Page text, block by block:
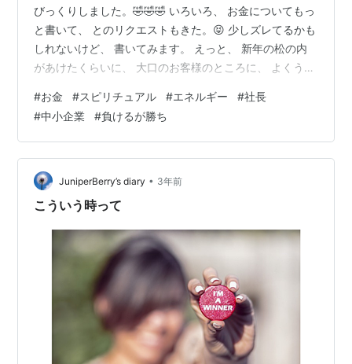
びっくりしました。🤣🤣🤣 いろいろ、 お金についてもっ
と書いて、 とのリクエストもきた。😝 少しズレてるかも
しれないけど、 書いてみます。 えっと、 新年の松の内
があけたくらいに、 大口のお客様のところに、 よくうち
応接室の壁際にズラッと並んで、 社長同士の雑談をきい
ていた。😌 チェーン店をもっている会社が多く、 だいた
いがSC (ショッピングセンター ) の出店と退店の話が多
い。 どこに出店する、どこから退店する、、 などの話し
だ。 そのとき難しいのが退店だ。😅 退店するのは業績が
悪…
#お金 #スピリチュアル #エネルギー #社長
#中小企業 #負けるが勝ち
JuniperBerry’s diary • 3年前
こういう時って